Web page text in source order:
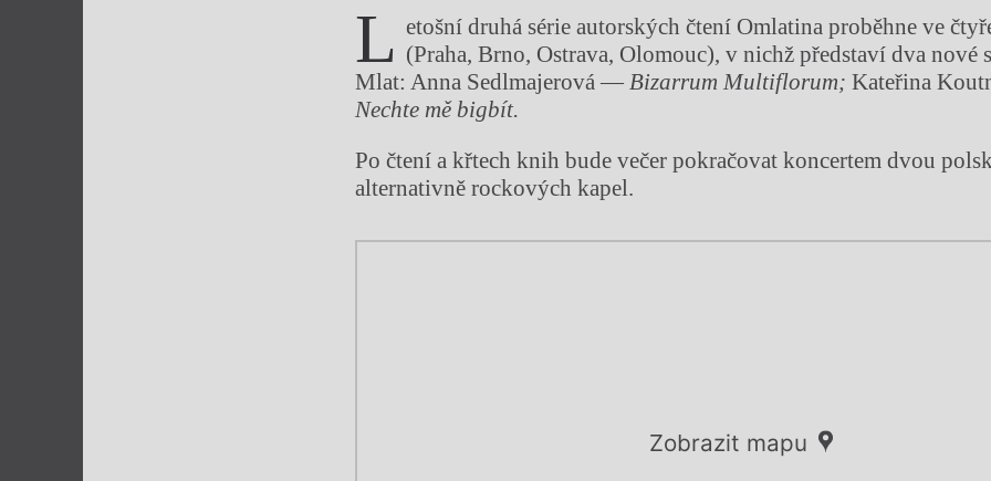
L etošní druhá série autorských čtení Omlatina proběhne ve
(Praha, Brno, Ostrava, Olomouc), v nichž představí dva nové
Mlat: Anna Sedlmajerová —Bizarrum Multiflorum;Kateřina
Nechte mě bigbít.
Po čtení a křtech knih bude večer pokračovat koncertem dvou
alternativně rockových kapel.
Zobrazit mapu